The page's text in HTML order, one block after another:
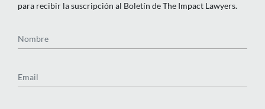
para recibir la suscripción al Boletín de The Impact Lawyers.